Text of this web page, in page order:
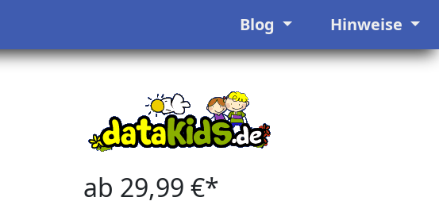
Blog Hinweise
ab 29,99 €*